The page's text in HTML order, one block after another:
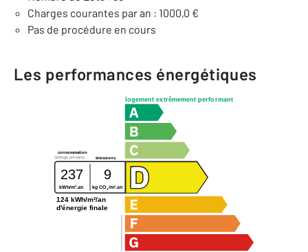
Charges courantes par an : 1000,0 €
Pas de procédure en cours
Les performances énergétiques
logement extrêmement performant
consommation
émissions
(énergie primaire)
237 9
kWh/m2.an kg CO2 /m2 .an
124 kWh/m²/an
d'énergie finale